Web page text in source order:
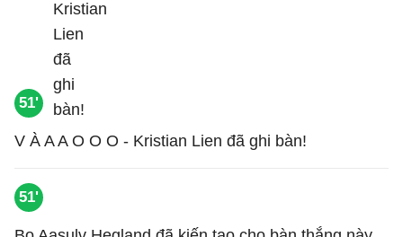
51'
V À A A O O O - Kristian Lien đã ghi bàn!
51'